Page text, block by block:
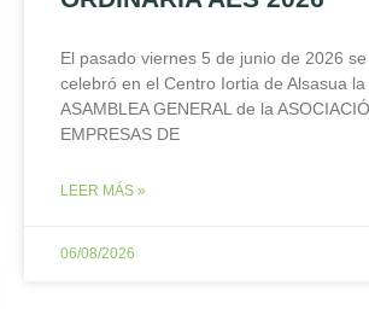
El pasado viernes 5 de junio de 2026 se
celebró en el Centro Iortia de Alsasua la
ASAMBLEA GENERAL de la
EMPRESAS DE
LEER MÁS »
06/08/2026